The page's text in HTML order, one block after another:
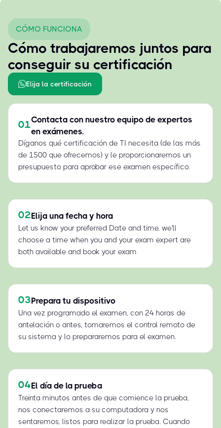
CÓMO FUNCIONA
Cómo trabajaremos juntos para
conseguir su certificación
Elija la certificación
01Contacta con nuestro equipo de expertos
en exámenes.
Díganos qué certificación de TI necesita (de las más
de 1500 que ofrecemos) y le proporcionaremos un
presupuesto para aprobar ese examen específico.
02Elija una fecha y hora
Let us know your preferred Date and time, we'll
choose a time when you and your exam expert are
both available and book your exam
03Prepara tu dispositivo
Una vez programado el examen, con 24 horas de
antelación o antes, tomaremos el control remoto de
su sistema y lo prepararemos para el examen.
04El día de la prueba
Treinta minutos antes de que comience la prueba,
nos conectaremos a su computadora y nos
sentaremos, listos para realizar la prueba. Cuando